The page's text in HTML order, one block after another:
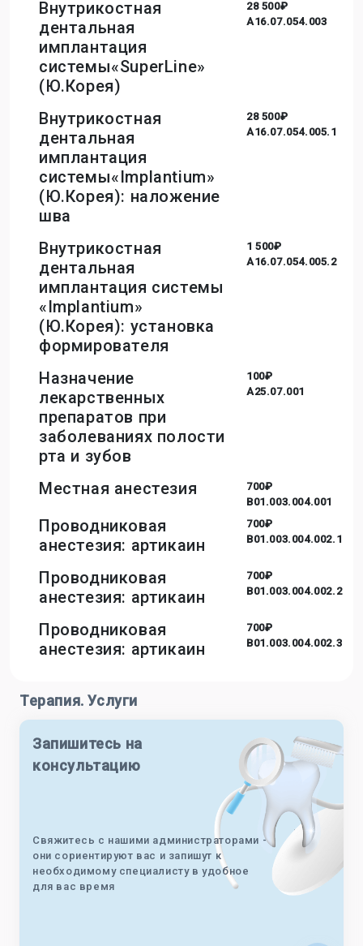
Внутрикостная
дентальная
имплантация
системы«SuperLine»
(Ю.Корея)
28 500₽
A16.07.054.003
Внутрикостная
дентальная
имплантация
системы«Implantium»
(Ю.Корея): наложение
шва
28 500₽
A16.07.054.005.1
Внутрикостная
дентальная
имплантация системы
«Implantium»
(Ю.Корея): установка
формирователя
1 500₽
A16.07.054.005.2
Назначение
лекарственных
препаратов при
заболеваниях полости
рта и зубов
100₽
A25.07.001
Местная анестезия
700₽
B01.003.004.001
Проводниковая
анестезия: артикаин
700₽
B01.003.004.002.1
Проводниковая
анестезия: артикаин
700₽
B01.003.004.002.2
Проводниковая
анестезия: артикаин
700₽
B01.003.004.002.3
Терапия. Услуги
Запишитесь на
консультацию
Свяжитесь с нашими администраторами -
они сориентируют вас и запишут к
необходимому специалисту в удобное
для вас время